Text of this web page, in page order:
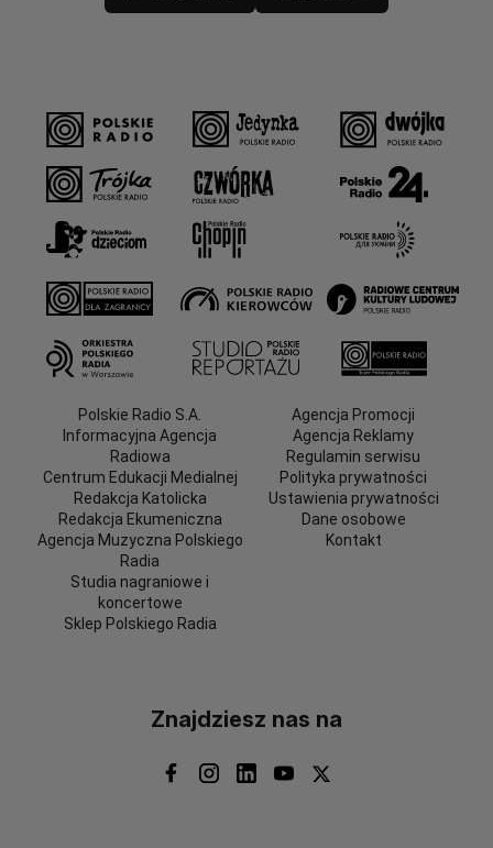
Polskie Radio S.A.
Informacyjna Agencja
Radiowa
Centrum Edukacji Medialnej
Redakcja Katolicka
Redakcja Ekumeniczna
Agencja Muzyczna Polskiego
Radia
Studia nagraniowe i
koncertowe
Sklep Polskiego Radia
Agencja Promocji
Agencja Reklamy
Regulamin serwisu
Polityka prywatności
Ustawienia prywatności
Dane osobowe
Kontakt
Znajdziesz nas na